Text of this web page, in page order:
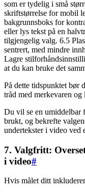
som er tydelig i små
skriftstørrelse for mobil
bakgrunnsboks for
eller lys tekst på en
tilgjengelig valg. 6.5
sentrert, med mindre
Lagre
at du kan bruke det
På dette tidspunktet bør
tråd med merkevaren og
Du vil se en umiddelbar
brukt, og bekrefte
undertekster i video ved
7. Valgfritt:
i video#
Hvis målet ditt